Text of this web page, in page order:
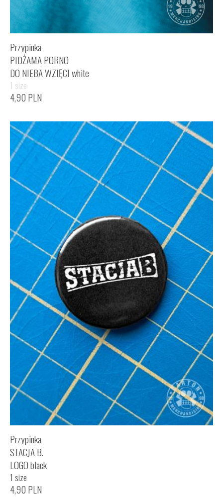
Przypinka
PIDŻAMA PORNO
DO NIEBA WZIĘCI white
1 size
4,90 PLN
Przypinka
STACJA B.
LOGO black
1 size
4,90 PLN